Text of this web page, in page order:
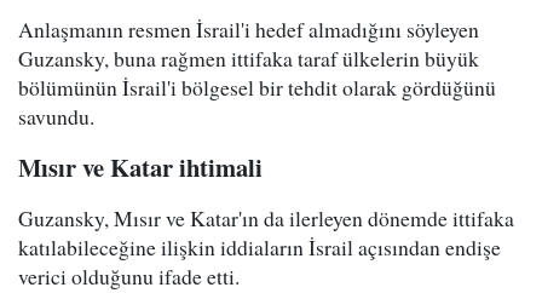
Anlaşmanın resmen İsrail'i hedef almadığını söyleyen
Guzansky, buna rağmen ittifaka taraf ülkelerin büyük
bölümünün İsrail'i bölgesel bir tehdit olarak gördüğünü
savundu.
Mısır ve Katar ihtimali
Guzansky, Mısır ve Katar'ın da ilerleyen dönemde ittifaka
katılabileceğine ilişkin iddiaların İsrail açısından endişe
verici olduğunu ifade etti.